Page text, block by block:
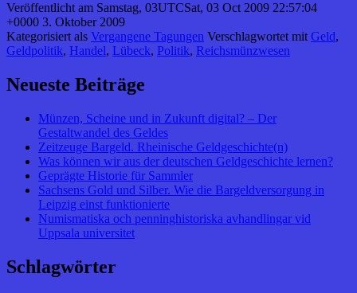
Veröffentlicht am Samstag, 03UTCSat, 03 Oct 2009 22:57:04
+0000 3. Oktober 2009
Kategorisiert als Vergangene Tagungen Verschlagwortet mit Geld,
Geldpolitik, Handel, Lübeck, Politik, Reichsmünzwesen
Neueste Beiträge
Münzen, Scheine und in Zukunft digital? – Der
Gestaltwandel des Geldes
Zeitzeuge Bargeld. Rheinische Geldgeschichte(n)
Was können wir aus der deutschen Geldgeschichte lernen?
Geprägte Historie für Sammler
Sachsens Gold und Silber. Wie die Bargeldversorgung in
Leipzig einst funktionierte
Numismatiska och penninghistoriska avhandlingar vid
Uppsala universitet
Schlagwörter